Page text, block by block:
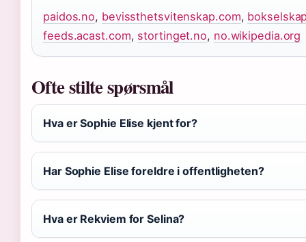
paidos.no, bevissthetsvitenskap.com,
feeds.acast.com, stortinget.no, no.wikipedia.org
Ofte stilte spørsmål
Hva er Sophie Elise kjent for?
Har Sophie Elise foreldre i offentligheten?
Hva er Rekviem for Selina?